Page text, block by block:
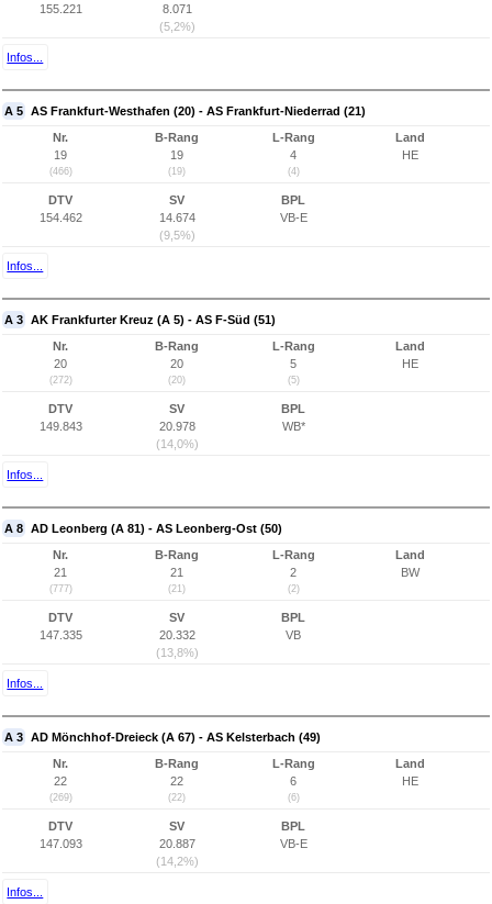
155.221
8.071
(5,2%)
Infos...
A 5 AS Frankfurt-Westhafen (20) - AS Frankfurt-Niederrad (21)
Nr.
19
(466)
B-Rang
19
(19)
L-Rang
4
(4)
Land
HE
DTV
154.462
SV
14.674
(9,5%)
BPL
VB-E
Infos...
A 3 AK Frankfurter Kreuz (A 5) - AS F-Süd (51)
Nr.
20
(272)
B-Rang
20
(20)
L-Rang
5
(5)
Land
HE
DTV
149.843
SV
20.978
(14,0%)
BPL
WB*
Infos...
A 8 AD Leonberg (A 81) - AS Leonberg-Ost (50)
Nr.
21
(777)
B-Rang
21
(21)
L-Rang
2
(2)
Land
BW
DTV
147.335
SV
20.332
(13,8%)
BPL
VB
Infos...
A 3 AD Mönchhof-Dreieck (A 67) - AS Kelsterbach (49)
Nr.
22
(269)
B-Rang
22
(22)
L-Rang
6
(6)
Land
HE
DTV
147.093
SV
20.887
(14,2%)
BPL
VB-E
Infos...